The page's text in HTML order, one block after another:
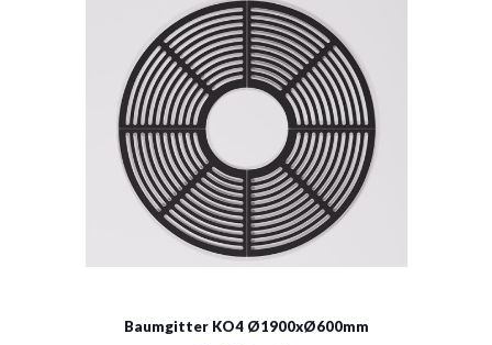
Gusseisen
Baumgitter KO4 Ø1900xØ600mm